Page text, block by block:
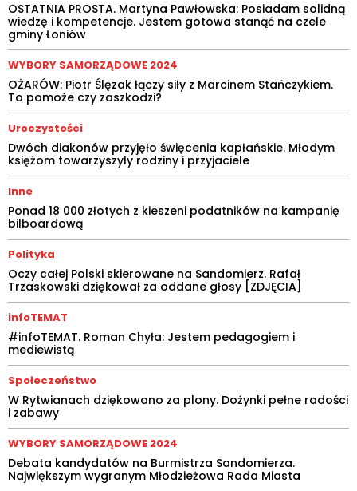
OSTATNIA PROSTA. Martyna Pawłowska: Posiadam solidną
wiedzę i kompetencje. Jestem gotowa stanąć na czele
gminy Łoniów
WYBORY SAMORZĄDOWE 2024
OŻARÓW: Piotr Ślęzak łączy siły z Marcinem Stańczykiem.
To pomoże czy zaszkodzi?
Uroczystości
Dwóch diakonów przyjęło święcenia kapłańskie. Młodym
księżom towarzyszyły rodziny i przyjaciele
Inne
Ponad 18 000 złotych z kieszeni podatników na kampanię
bilboardową
Polityka
Oczy całej Polski skierowane na Sandomierz. Rafał
Trzaskowski dziękował za oddane głosy [ZDJĘCIA]
infoTEMAT
#infoTEMAT. Roman Chyła: Jestem pedagogiem i
mediewistą
Społeczeństwo
W Rytwianach dziękowano za plony. Dożynki pełne radości
i zabawy
WYBORY SAMORZĄDOWE 2024
Debata kandydatów na Burmistrza Sandomierza.
Największym wygranym Młodzieżowa Rada Miasta